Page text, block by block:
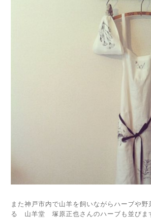
また神戸市内で山羊を飼いながらハーブや野
る 山羊堂 塚原正也さんのハーブも並びま